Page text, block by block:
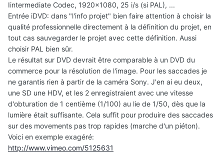
Iintermediate Codec, 1920x1080, 25 i/s (si PAL), ...
Entrée iDVD: dans "l'info projet" bien faire attention à choisir la
qualité professionnelle directement à la définition du projet, en
tout cas sauvegarder le projet avec cette définition. Aussi
choisir PAL bien sûr.
Le résultat sur DVD devrait être comparable à un DVD du
commerce pour la résolution de l'image. Pour les saccades je
ne garantis rien à partir de la caméra Sony. J'en ai eu deux,
une SD une HDV, et les 2 enregistraient avec une vitesse
d'obturation de 1 centième (1/100) au lie de 1/50, dès que la
lumière était suffisante. Cela suffit pour produire des saccades
sur des movements pas trop rapides (marche d'un piéton).
Voici en exemple exagéré:
http://www.vimeo.com/5125631